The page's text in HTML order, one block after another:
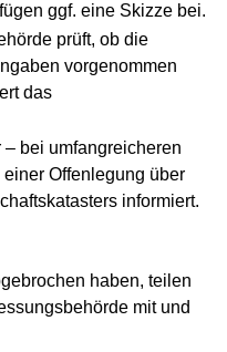
ggf. eine Skizze bei.
prüft, ob die
vorgenommen
das
bei umfangreicheren
Offenlegung über
informiert.
haben, teilen
mit und